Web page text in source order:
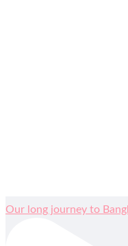
Our long journey to